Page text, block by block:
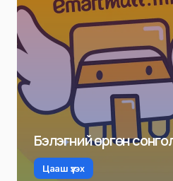
Бэлэгний өргөн
Цааш үзэх